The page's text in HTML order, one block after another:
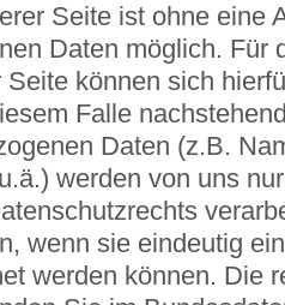
Seite ist ohne eine
Daten möglich. Für
können sich
Falle
Daten (z.B.
werden von uns
wenn sie eindeutig
werden können. Die